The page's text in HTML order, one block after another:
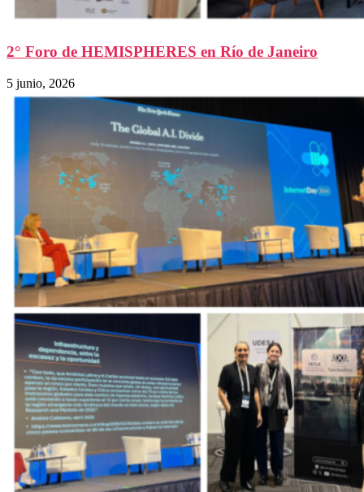
2° Foro de HEMISPHERES en Río de Janeiro
5 junio, 2026